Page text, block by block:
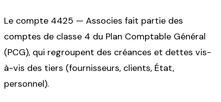
Le compte 4425 — Associes fait partie des
comptes de classe 4 du Plan Comptable Général
(PCG), qui regroupent des créances et dettes vis-
à-vis des tiers (fournisseurs, clients, État,
personnel).